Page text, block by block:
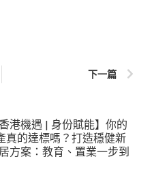
下一篇
港機遇 | 身份賦能】你的
真的達標嗎？打造穩健新
方案：教育、置業一步到